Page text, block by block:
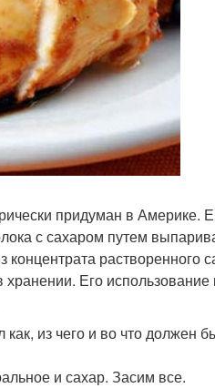
придуман в Америке.
с сахаром путем
растворенного
Его использование
из чего и во что должен
и сахар. Засим все.